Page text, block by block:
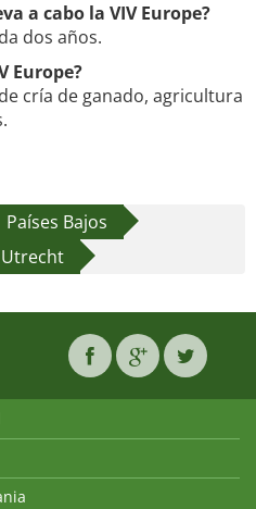
a cabo la VIV Europe?
dos años.
Europe?
cría de ganado, agricultura
Países Bajos
Utrecht